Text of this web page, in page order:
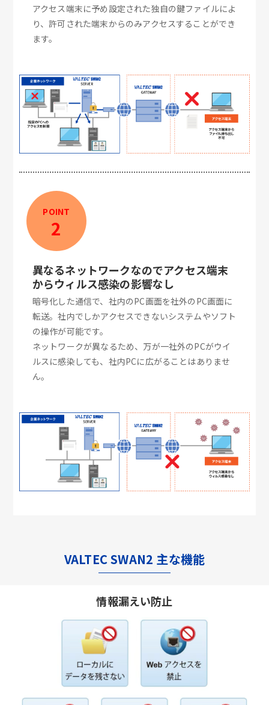
アクセス端末に予め設定された独自の鍵ファイルによ
り、許可された端末からのみアクセスすることができ
ます。
POINT
2
異なるネットワークなのでアクセス端末
からウィルス感染の影響なし
暗号化した通信で、社内のPC画面を社外のPC画面に
転送。社内でしかアクセスできないシステムやソフト
の操作が可能です。
ネットワークが異なるため、万が一社外のPCがウイ
ルスに感染しても、社内PCに広がることはありませ
ん。
VALTEC SWAN2 主な機能
情報漏えい防止